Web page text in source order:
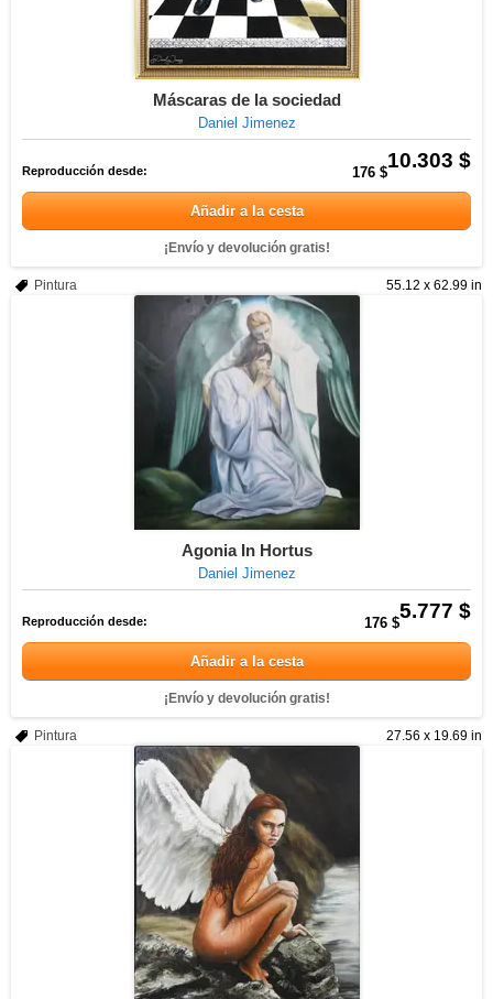
Máscaras de la sociedad
Daniel Jimenez
10.303 $
Reproducción desde: 176 $
Añadir a la cesta
¡Envío y devolución gratis!
55.12 x 62.99 in
Pintura
Agonia In Hortus
Daniel Jimenez
5.777 $
Reproducción desde: 176 $
Añadir a la cesta
¡Envío y devolución gratis!
27.56 x 19.69 in
Pintura